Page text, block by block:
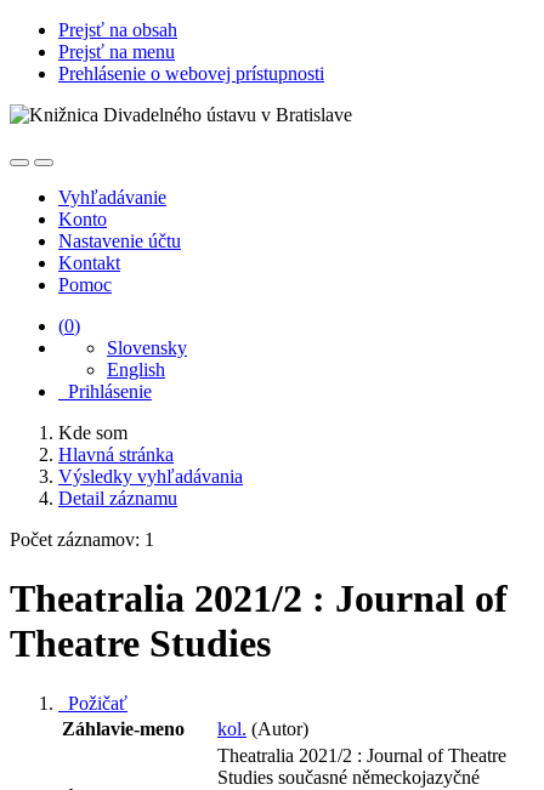
Prejsť na obsah
Prejsť na menu
Prehlásenie o webovej prístupnosti
Vyhľadávanie
Konto
Nastavenie účtu
Kontakt
Pomoc
(0)
Slovensky
English
Prihlásenie
Kde som
Hlavná stránka
Výsledky vyhľadávania
Detail záznamu
Počet záznamov: 1
Theatralia 2021/2 : Journal of
Theatre Studies
Požičať
Záhlavie-meno
kol. (Autor)
Theatralia 2021/2 : Journal of Theatre
Studies současné německojazyčné